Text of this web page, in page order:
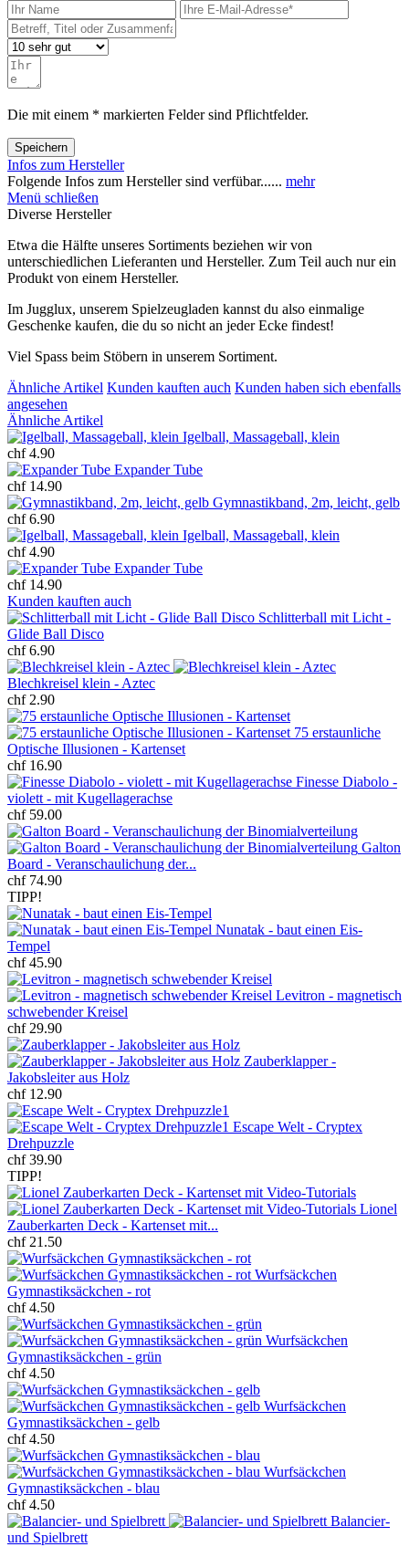
Die mit einem * markierten Felder sind Pflichtfelder.
Speichern
Infos zum Hersteller
Folgende Infos zum Hersteller sind verfübar...... mehr
Menü schließen
Diverse Hersteller
Etwa die Hälfte unseres Sortiments beziehen wir von
unterschiedlichen Lieferanten und Hersteller. Zum Teil auch nur ein
Produkt von einem Hersteller.
Im Jugglux, unserem Spielzeugladen kannst du also einmalige
Geschenke kaufen, die du so nicht an jeder Ecke findest!
Viel Spass beim Stöbern in unserem Sortiment.
Ähnliche Artikel Kunden kauften auch Kunden haben sich ebenfalls
angesehen
Ähnliche Artikel
Igelball, Massageball, klein
chf 4.90
Expander Tube
chf 14.90
Gymnastikband, 2m, leicht, gelb
chf 6.90
Igelball, Massageball, klein
chf 4.90
Expander Tube
chf 14.90
Kunden kauften auch
Schlitterball mit Licht -
Glide Ball Disco
chf 6.90
Blechkreisel klein - Aztec
chf 2.90
75 erstaunliche
Optische Illusionen - Kartenset
chf 16.90
Finesse Diabolo -
violett - mit Kugellagerachse
chf 59.00
Galton
Board - Veranschaulichung der...
chf 74.90
TIPP!
Nunatak - baut einen Eis-
Tempel
chf 45.90
Levitron - magnetisch
schwebender Kreisel
chf 29.90
Zauberklapper -
Jakobsleiter aus Holz
chf 12.90
Escape Welt - Cryptex
Drehpuzzle
chf 39.90
TIPP!
Lionel
Zauberkarten Deck - Kartenset mit...
chf 21.50
Wurfsäckchen
Gymnastiksäckchen - rot
chf 4.50
Wurfsäckchen
Gymnastiksäckchen - grün
chf 4.50
Wurfsäckchen
Gymnastiksäckchen - gelb
chf 4.50
Wurfsäckchen
Gymnastiksäckchen - blau
chf 4.50
Balancier-
und Spielbrett